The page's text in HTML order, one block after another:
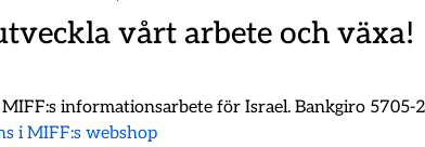
vårt arbete och växa!
informationsarbete för Israel. Bankgiro 5705-
i MIFF:s webshop